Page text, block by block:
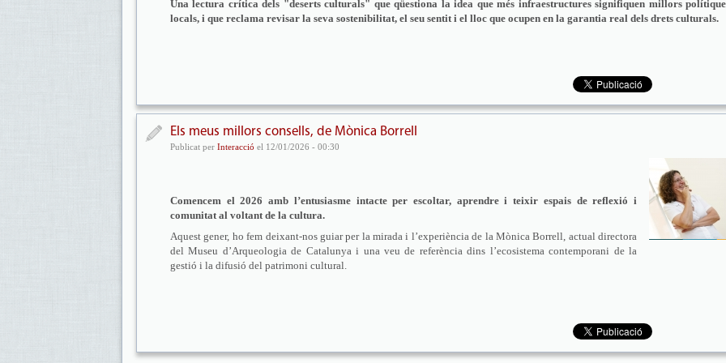
Una lectura crítica dels "deserts culturals" que qüestiona la idea que més infraestructures signifiquen millors
locals, i que reclama revisar la seva sostenibilitat, el seu sentit i el lloc que ocupen en la garantia real dels drets culturals.
Els meus millors consells, de Mònica Borrell
Publicat per Interacció el 12/01/2026 - 00:30
Comencem el 2026 amb l’entusiasme intacte per escoltar, aprendre i teixir espais de reflexió i
comunitat al voltant de la cultura.
Aquest gener, ho fem deixant-nos guiar per la mirada i l’experiència de la Mònica Borrell, actual directora
del Museu d’Arqueologia de Catalunya i una veu de referència dins l’ecosistema contemporani de la
gestió i la difusió del patrimoni cultural.